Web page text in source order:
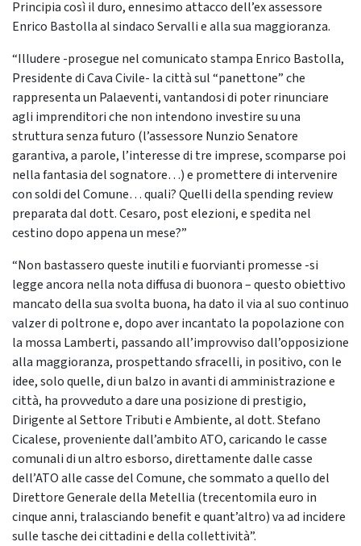
Principia così il duro, ennesimo attacco dell’ex assessore
Enrico Bastolla al sindaco Servalli e alla sua maggioranza.
“Illudere -prosegue nel comunicato stampa Enrico Bastolla,
Presidente di Cava Civile- la città sul “panettone” che
rappresenta un Palaeventi, vantandosi di poter rinunciare
agli imprenditori che non intendono investire su una
struttura senza futuro (l’assessore Nunzio Senatore
garantiva, a parole, l’interesse di tre imprese, scomparse poi
nella fantasia del sognatore…) e promettere di intervenire
con soldi del Comune… quali? Quelli della spending review
preparata dal dott. Cesaro, post elezioni, e spedita nel
cestino dopo appena un mese?”
“Non bastassero queste inutili e fuorvianti promesse -si
legge ancora nella nota diffusa di buonora – questo obiettivo
mancato della sua svolta buona, ha dato il via al suo continuo
valzer di poltrone e, dopo aver incantato la popolazione con
la mossa Lamberti, passando all’improvviso dall’opposizione
alla maggioranza, prospettando sfracelli, in positivo, con le
idee, solo quelle, di un balzo in avanti di amministrazione e
città, ha provveduto a dare una posizione di prestigio,
Dirigente al Settore Tributi e Ambiente, al dott. Stefano
Cicalese, proveniente dall’ambito ATO, caricando le casse
comunali di un altro esborso, direttamente dalle casse
dell’ATO alle casse del Comune, che sommato a quello del
Direttore Generale della Metellia (trecentomila euro in
cinque anni, tralasciando benefit e quant’altro) va ad incidere
sulle tasche dei cittadini e della collettività”.